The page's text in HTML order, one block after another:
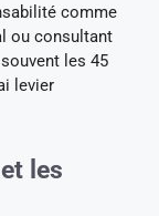
comme
ou consultant
les 45
levier
les